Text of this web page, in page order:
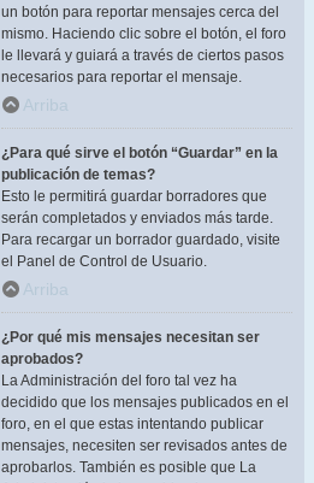
un botón para reportar mensajes cerca del
mismo. Haciendo clic sobre el botón, el foro
le llevará y guiará a través de ciertos pasos
necesarios para reportar el mensaje.
Arriba
¿Para qué sirve el botón “Guardar” en la
publicación de temas?
Esto le permitirá guardar borradores que
serán completados y enviados más tarde.
Para recargar un borrador guardado, visite
el Panel de Control de Usuario.
Arriba
¿Por qué mis mensajes necesitan ser
aprobados?
La Administración del foro tal vez ha
decidido que los mensajes publicados en el
foro, en el que estas intentando publicar
mensajes, necesiten ser revisados antes de
aprobarlos. También es posible que La